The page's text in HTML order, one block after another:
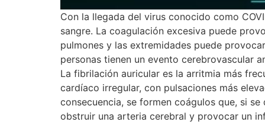
Con la llegada del virus conocido como
sangre. La coagulación excesiva puede
pulmones y las extremidades puede
personas tienen un evento cerebrovascular
La fibrilación auricular es la arritmia más
cardíaco irregular, con pulsaciones más
consecuencia, se formen coágulos que, si
obstruir una arteria cerebral y provocar un